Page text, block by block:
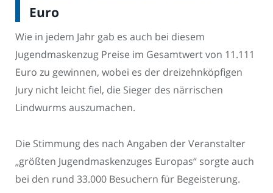
Euro
Wie in jedem Jahr gab es auch bei diesem
Jugendmaskenzug Preise im Gesamtwert von 11.111
Euro zu gewinnen, wobei es der dreizehnköpfigen
Jury nicht leicht fiel, die Sieger des närrischen
Lindwurms auszumachen.
Die Stimmung des nach Angaben der Veranstalter
„größten Jugendmaskenzuges Europas“ sorgte auch
bei den rund 33.000 Besuchern für Begeisterung.